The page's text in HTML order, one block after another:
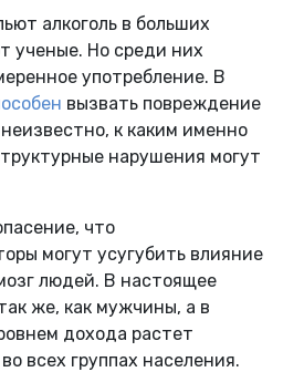
алкоголь в больших
ученые. Но среди них
употребление. В
вызвать повреждение
к каким именно
нарушения могут
что
могут усугубить влияние
людей. В настоящее
же, как мужчины, а в
дохода растет
всех группах населения.